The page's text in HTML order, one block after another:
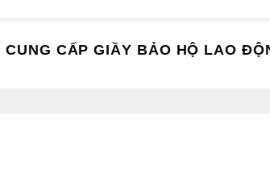
CUNG CẤP GIẦY BẢO HỘ LAO